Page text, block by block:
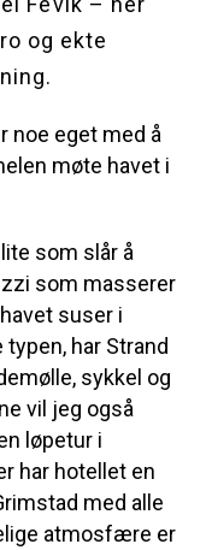
og ekte
noe eget med å
møte havet i
som slår å
som masserer
suser i
typen, har Strand
sykkel og
vil jeg også
løpetur i
har hotellet en
med alle
atmosfære er